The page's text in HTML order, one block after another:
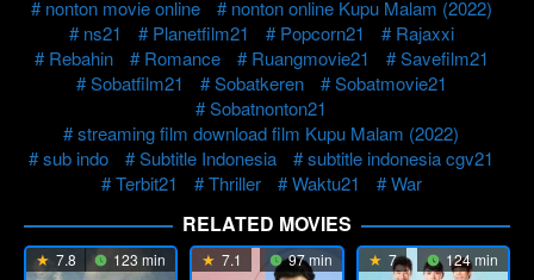
nonton movie online
nonton online Kupu Malam (2022)
ns21
Planetfilm21 Popcorn21
Rajaxxi
Rebahin
Romance Ruangmovie21
Savefilm21
Sobatfilm21
Sobatkeren
Sobatmovie21
Sobatnonton21
streaming film download film Kupu Malam (2022)
sub indo
Subtitle Indonesia
subtitle indonesia cgv21
Terbit21
Thriller Waktu21 War
RELATED MOVIES
7.8 123 min 7.1 97 min 7 124 min